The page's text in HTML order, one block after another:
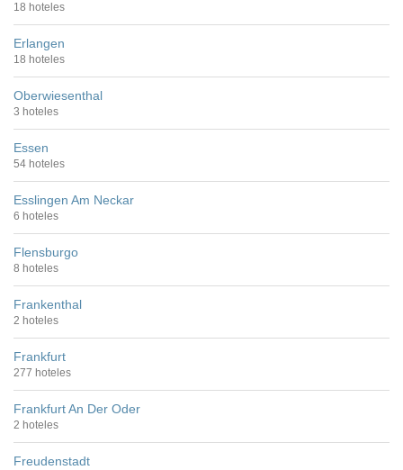
18 hoteles
Erlangen
18 hoteles
Oberwiesenthal
3 hoteles
Essen
54 hoteles
Esslingen Am Neckar
6 hoteles
Flensburgo
8 hoteles
Frankenthal
2 hoteles
Frankfurt
277 hoteles
Frankfurt An Der Oder
2 hoteles
Freudenstadt